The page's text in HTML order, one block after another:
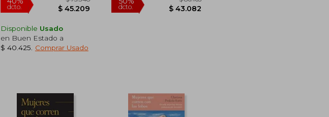
Disponible Usado
en Buen Estado a
$ 40.425
Comprar Usado